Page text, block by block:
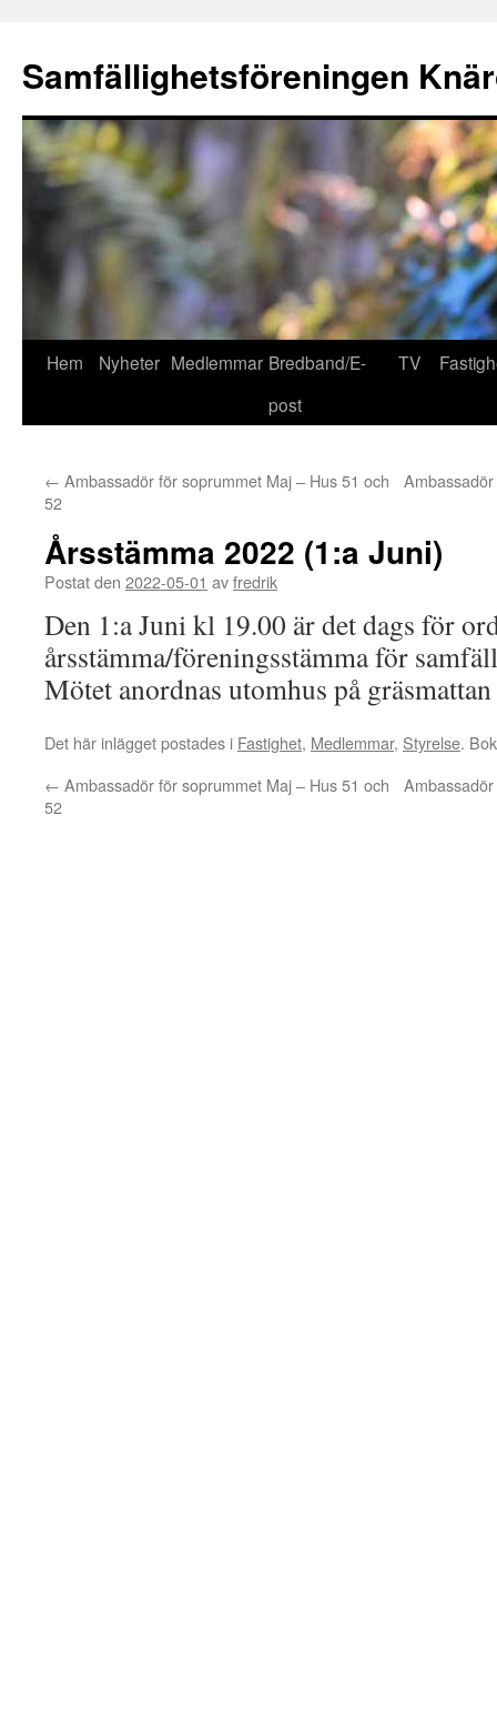
innehåll
Samfällighetsföreningen
Hem Nyheter Medlemmar Bredband/E-
post
TV
← Ambassadör för soprummet Maj – Hus 51 och
52
Årsstämma 2022 (1:a Juni)
Postat den 2022-05-01 avfredrik
Den 1:a Juni kl 19.00 är det dags för
årsstämma/föreningsstämma för
Mötet anordnas utomhus på
Det här inlägget postades i Fastighet, Medlemmar, Styrelse.
← Ambassadör för soprummet Maj – Hus 51 och
52